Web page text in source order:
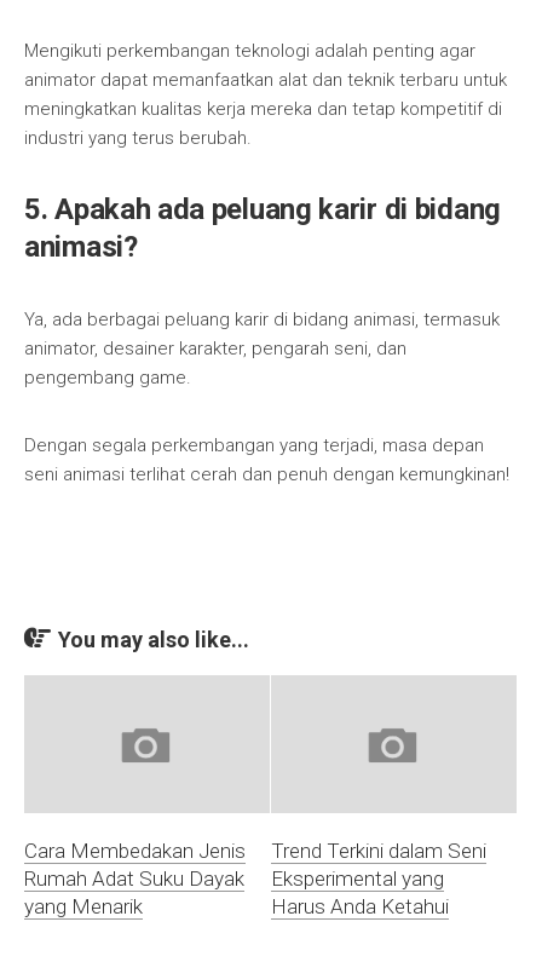
Mengikuti perkembangan teknologi adalah penting agar
animator dapat memanfaatkan alat dan teknik terbaru untuk
meningkatkan kualitas kerja mereka dan tetap kompetitif di
industri yang terus berubah.
5. Apakah ada peluang karir di bidang
animasi?
Ya, ada berbagai peluang karir di bidang animasi, termasuk
animator, desainer karakter, pengarah seni, dan
pengembang game.
Dengan segala perkembangan yang terjadi, masa depan
seni animasi terlihat cerah dan penuh dengan kemungkinan!
You may also like...
Cara Membedakan Jenis
Rumah Adat Suku Dayak
yang Menarik
Trend Terkini dalam Seni
Eksperimental yang
Harus Anda Ketahui